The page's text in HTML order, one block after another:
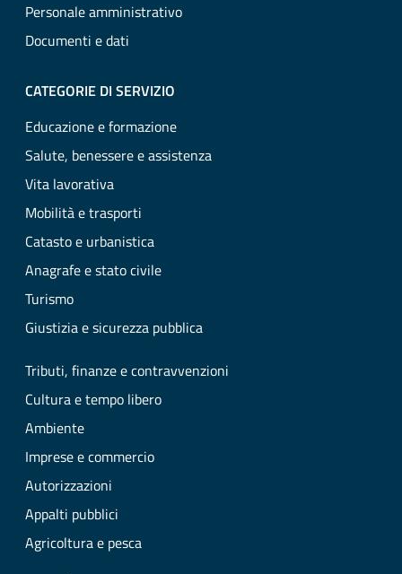
Personale amministrativo
Documenti e dati
CATEGORIE DI SERVIZIO
Educazione e formazione
Salute, benessere e assistenza
Vita lavorativa
Mobilità e trasporti
Catasto e urbanistica
Anagrafe e stato civile
Turismo
Giustizia e sicurezza pubblica
Tributi, finanze e contravvenzioni
Cultura e tempo libero
Ambiente
Imprese e commercio
Autorizzazioni
Appalti pubblici
Agricoltura e pesca